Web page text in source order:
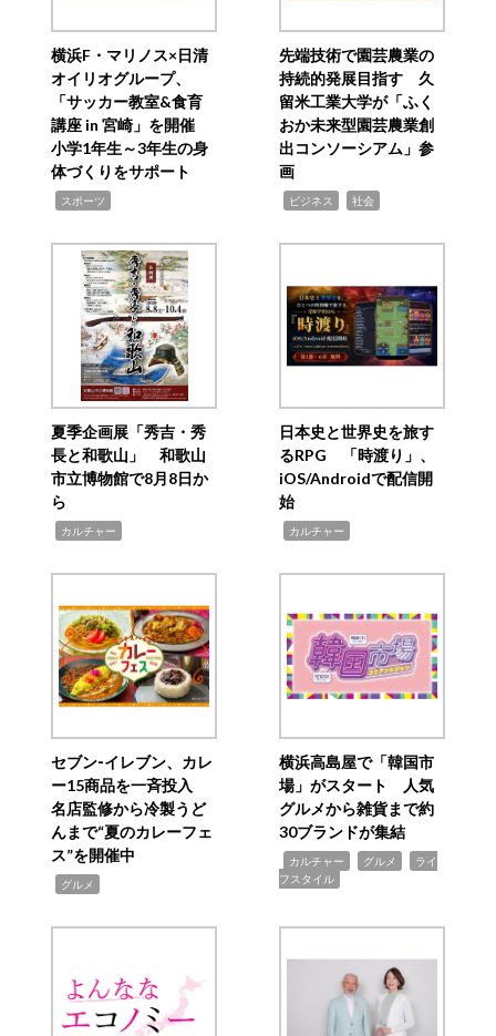
横浜F・マリノス×日清
オイリオグループ、
「サッカー教室&食育
講座 in 宮崎」を開催
小学1年生～3年生の身
体づくりをサポート
スポーツ
先端技術で園芸農業の
持続的発展目指す 久
留米工業大学が「ふく
おか未来型園芸農業創
出コンソーシアム」参
画
ビジネス 社会
夏季企画展「秀吉・秀
長と和歌山」 和歌山
市立博物館で8月8日か
ら
カルチャー
日本史と世界史を旅す
るRPG 「時渡り」、
iOS/Androidで配信開
始
カルチャー
セブン‐イレブン、カレ
ー15商品を一斉投入
名店監修から冷製うど
んまで“夏のカレーフェ
ス”を開催中
グルメ
横浜高島屋で「韓国市
場」がスタート 人気
グルメから雑貨まで約
30ブランドが集結
カルチャー グルメ
ライ
フスタイル